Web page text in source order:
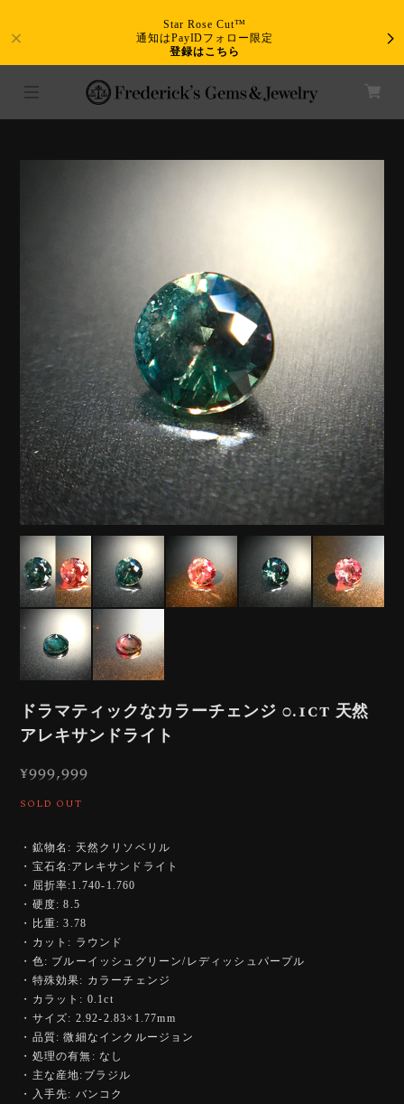
Star Rose Cut™
通知はPayIDフォロー限定
登録はこちら
ドラマティックなカラーチェンジ 0.1ct 天然
アレキサンドライト
¥999,999
SOLD OUT
・鉱物名: 天然クリソベリル
・宝石名:アレキサンドライト
・屈折率:1.740-1.760
・硬度: 8.5
・比重: 3.78
・カット: ラウンド
・色: ブルーイッシュグリーン/レディッシュパープル
・特殊効果: カラーチェンジ
・カラット: 0.1ct
・サイズ: 2.92-2.83×1.77mm
・品質: 微細なインクルージョン
・処理の有無: なし
・主な産地:ブラジル
・入手先: バンコク